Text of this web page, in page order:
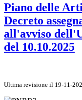
Piano delle
Decreto
all'avviso
del 10.10.2025
Ultima revisione il 19-11-